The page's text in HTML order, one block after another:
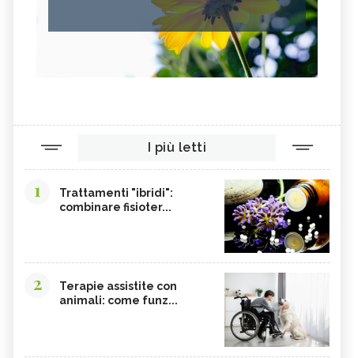
I più letti
1
Trattamenti "ibridi":
combinare fisioter...
2
Terapie assistite con
animali: come funz...